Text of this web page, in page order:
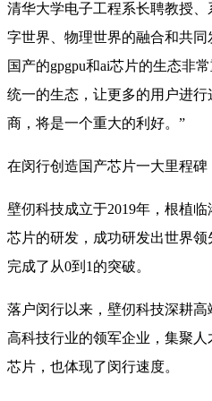
清华大学电子工程系长聘教授
字世界、物理世界的融合和共
国产的gpgpu和ai芯片的生态非
统一的生态，让更多的用户进
商，将是一个重大的利好。”
在闵行创造国产芯片一大里程碑
壁仞科技成立于2019年，根植
芯片的研发，成功研发出世界
完成了从0到1的突破。
落户闵行以来，壁仞科技深耕
高科技行业的领军企业，集聚
芯片，也体现了闵行速度。